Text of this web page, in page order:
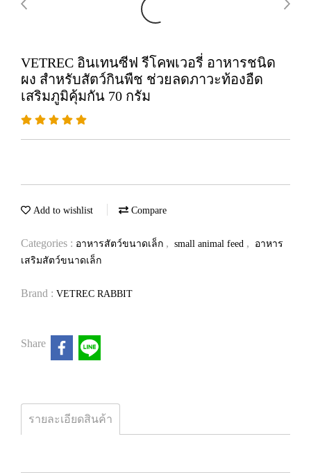
VETREC อินเทนซีฟ รีโคพเวอรี่ อาหารชนิด
ผง สำหรับสัตว์กินพืช ช่วยลดภาวะท้องอืด
เสริมภูมิคุ้มกัน 70 กรัม
Add to wishlist Compare
Categories : อาหารสัตว์ขนาดเล็ก , small animal feed ,
อาหาร
เสริมสัตว์ขนาดเล็ก
Brand : VETREC RABBIT
Share
รายละเอียดสินค้า